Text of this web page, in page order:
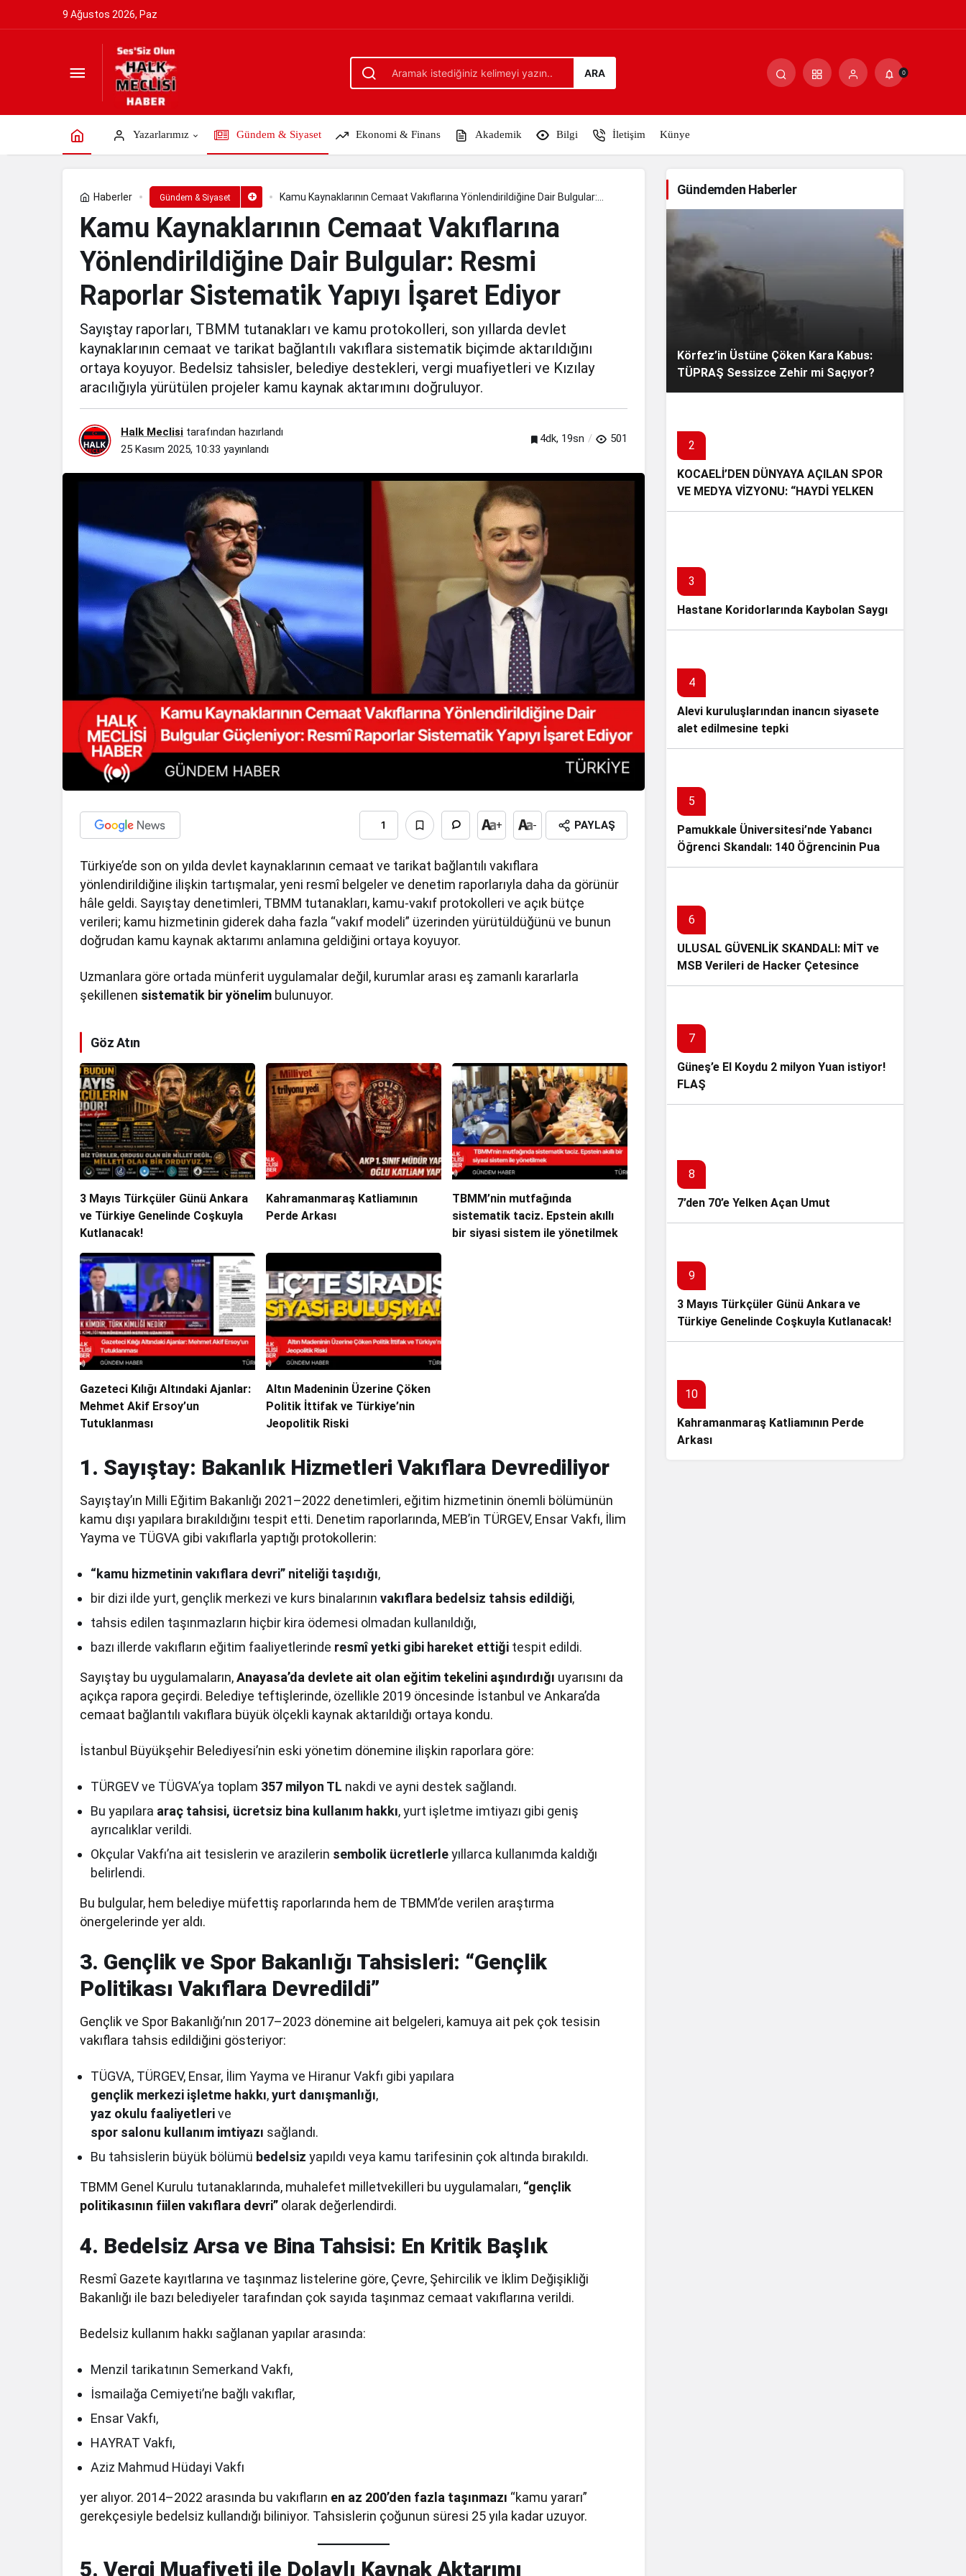
9 Ağustos 2026, Paz
ARA 0
Yazarlarımız Gündem & Siyaset Ekonomi & Finans Akademik Bilgi İletişim Künye
Haberler Gündem & Siyaset
Kamu Kaynaklarının Cemaat Vakıflarına Yönlendirildiğine Dair Bulgular:
Kamu Kaynaklarının Cemaat Vakıflarına
Yönlendirildiğine Dair Bulgular: Resmi
Raporlar Sistematik Yapıyı İşaret Ediyor
Sayıştay raporları, TBMM tutanakları ve kamu protokolleri, son yıllarda devlet
kaynaklarının cemaat ve tarikat bağlantılı vakıflara sistematik biçimde aktarıldığını
ortaya koyuyor. Bedelsiz tahsisler, belediye destekleri, vergi muafiyetleri ve Kızılay
aracılığıyla yürütülen projeler kamu kaynak aktarımını doğruluyor.
Halk Meclisi tarafından hazırlandı
25 Kasım 2025, 10:33 yayınlandı
4dk, 19sn 501
1 + - PAYLAŞ
Türkiye’de son on yılda devlet kaynaklarının cemaat ve tarikat bağlantılı vakıflara
yönlendirildiğine ilişkin tartışmalar, yeni resmî belgeler ve denetim raporlarıyla daha da görünür
hâle geldi. Sayıştay denetimleri, TBMM tutanakları, kamu-vakıf protokolleri ve açık bütçe
verileri; kamu hizmetinin giderek daha fazla “vakıf modeli” üzerinden yürütüldüğünü ve bunun
doğrudan kamu kaynak aktarımı anlamına geldiğini ortaya koyuyor.
Uzmanlara göre ortada münferit uygulamalar değil, kurumlar arası eş zamanlı kararlarla
şekillenen sistematik bir yönelim bulunuyor.
Göz Atın
3 Mayıs Türkçüler Günü Ankara
ve Türkiye Genelinde Coşkuyla
Kutlanacak!
Kahramanmaraş Katliamının
Perde Arkası
TBMM’nin mutfağında
sistematik taciz. Epstein akıllı
bir siyasi sistem ile yönetilmek
Gazeteci Kılığı Altındaki Ajanlar:
Mehmet Akif Ersoy’un
Tutuklanması
Altın Madeninin Üzerine Çöken
Politik İttifak ve Türkiye’nin
Jeopolitik Riski
1. Sayıştay: Bakanlık Hizmetleri Vakıflara Devrediliyor
Sayıştay’ın Milli Eğitim Bakanlığı 2021–2022 denetimleri, eğitim hizmetinin önemli bölümünün
kamu dışı yapılara bırakıldığını tespit etti. Denetim raporlarında, MEB’in TÜRGEV, Ensar Vakfı, İlim
Yayma ve TÜGVA gibi vakıflarla yaptığı protokollerin:
“kamu hizmetinin vakıflara devri” niteliği taşıdığı,
bir dizi ilde yurt, gençlik merkezi ve kurs binalarınınvakıflara bedelsiz tahsis edildiği,
tahsis edilen taşınmazların hiçbir kira ödemesi olmadan kullanıldığı,
bazı illerde vakıfların eğitim faaliyetlerinde resmî yetki gibi hareket ettiği tespit edildi.
Sayıştay bu uygulamaların,Anayasa’da devlete ait olan eğitim tekelini aşındırdığı uyarısını da
açıkça rapora geçirdi. Belediye teftişlerinde, özellikle 2019 öncesinde İstanbul ve Ankara’da
cemaat bağlantılı vakıflara büyük ölçekli kaynak aktarıldığı ortaya kondu.
İstanbul Büyükşehir Belediyesi’nin eski yönetim dönemine ilişkin raporlara göre:
TÜRGEV ve TÜGVA’ya toplam 357 milyon TL nakdi ve ayni destek sağlandı.
Bu yapılara araç tahsisi, ücretsiz bina kullanım hakkı, yurt işletme imtiyazı gibi geniş
ayrıcalıklar verildi.
Okçular Vakfı’na ait tesislerin ve arazilerin sembolik ücretlerleyıllarca kullanımda kaldığı
belirlendi.
Bu bulgular, hem belediye müfettiş raporlarında hem de TBMM’de verilen araştırma
önergelerinde yer aldı.
3. Gençlik ve Spor Bakanlığı Tahsisleri: “Gençlik
Politikası Vakıflara Devredildi”
Gençlik ve Spor Bakanlığı’nın 2017–2023 dönemine ait belgeleri, kamuya ait pek çok tesisin
vakıflara tahsis edildiğini gösteriyor:
TÜGVA, TÜRGEV, Ensar, İlim Yayma ve Hiranur Vakfı gibi yapılara
gençlik merkezi işletme hakkı,yurt danışmanlığı,
yaz okulu faaliyetlerive
spor salonu kullanım imtiyazı sağlandı.
Bu tahsislerin büyük bölümü bedelsiz yapıldı veya kamu tarifesinin çok altında bırakıldı.
TBMM Genel Kurulu tutanaklarında, muhalefet milletvekilleri bu uygulamaları, “gençlik
politikasının fiilen vakıflara devri” olarak değerlendirdi.
4. Bedelsiz Arsa ve Bina Tahsisi: En Kritik Başlık
Resmî Gazete kayıtlarına ve taşınmaz listelerine göre, Çevre, Şehircilik ve İklim Değişikliği
Bakanlığı ile bazı belediyeler tarafından çok sayıda taşınmaz cemaat vakıflarına verildi.
Bedelsiz kullanım hakkı sağlanan yapılar arasında:
Menzil tarikatının Semerkand Vakfı,
İsmailağa Cemiyeti’ne bağlı vakıflar,
Ensar Vakfı,
HAYRAT Vakfı,
Aziz Mahmud Hüdayi Vakfı
yer alıyor. 2014–2022 arasında bu vakıfların en az 200’den fazla taşınmazı “kamu yararı”
gerekçesiyle bedelsiz kullandığı biliniyor. Tahsislerin çoğunun süresi 25 yıla kadar uzuyor.
5. Vergi Muafiyeti ile Dolaylı Kaynak Aktarımı
Kamu Kaynaklarının Cemaat Vakıflarına Yönlendirildiğine Dair Bulgular: Resmi Raporlar Sistematik Yapıyı İşaret Ediyor
Gündemden Haberler
Körfez’in Üstüne Çöken Kara Kabus:
TÜPRAŞ Sessizce Zehir mi Saçıyor?
2
KOCAELİ’DEN DÜNYAYA AÇILAN SPOR
VE MEDYA VİZYONU: “HAYDİ YELKEN
BASIN!” İLK BASIN BULUŞMASINI
3
Hastane Koridorlarında Kaybolan Saygı
4
Alevi kuruluşlarından inancın siyasete
alet edilmesine tepki
5
Pamukkale Üniversitesi’nde Yabancı
Öğrenci Skandalı: 140 Öğrencinin Puanı
Değiştirilerek Tıp ve Diş Hekimliğine
6
ULUSAL GÜVENLİK SKANDALI: MİT ve
MSB Verileri de Hacker Çetesince
Çalındı!
7
Güneş’e El Koydu 2 milyon Yuan istiyor!
FLAŞ
8
7’den 70’e Yelken Açan Umut
9
3 Mayıs Türkçüler Günü Ankara ve
Türkiye Genelinde Coşkuyla Kutlanacak!
10
Kahramanmaraş Katliamının Perde
Arkası